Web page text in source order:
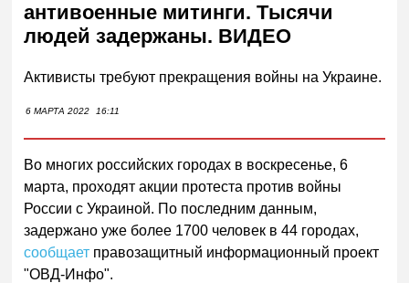
антивоенные митинги. Тысячи
людей задержаны. ВИДЕО
Активисты требуют прекращения войны на Украине.
6 МАРТА 2022 16:11
Во многих российских городах в воскресенье, 6
марта, проходят акции протеста против войны
России с Украиной. По последним данным,
задержано уже более 1700 человек в 44 городах,
сообщает правозащитный информационный проект
"ОВД-Инфо".